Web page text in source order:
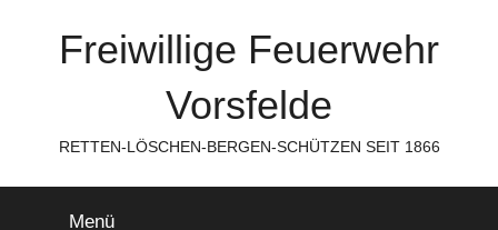
Freiwillige Feuerwehr
Vorsfelde
RETTEN-LÖSCHEN-BERGEN-SCHÜTZEN SEIT 1866
Menü